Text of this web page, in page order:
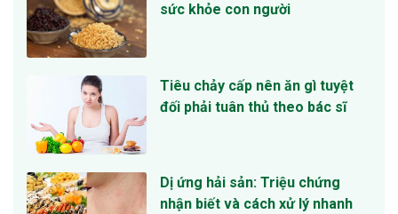
sức khỏe con người
Tiêu chảy cấp nên ăn gì tuyệt
đối phải tuân thủ theo bác sĩ
Dị ứng hải sản: Triệu chứng
nhận biết và cách xử lý nhanh